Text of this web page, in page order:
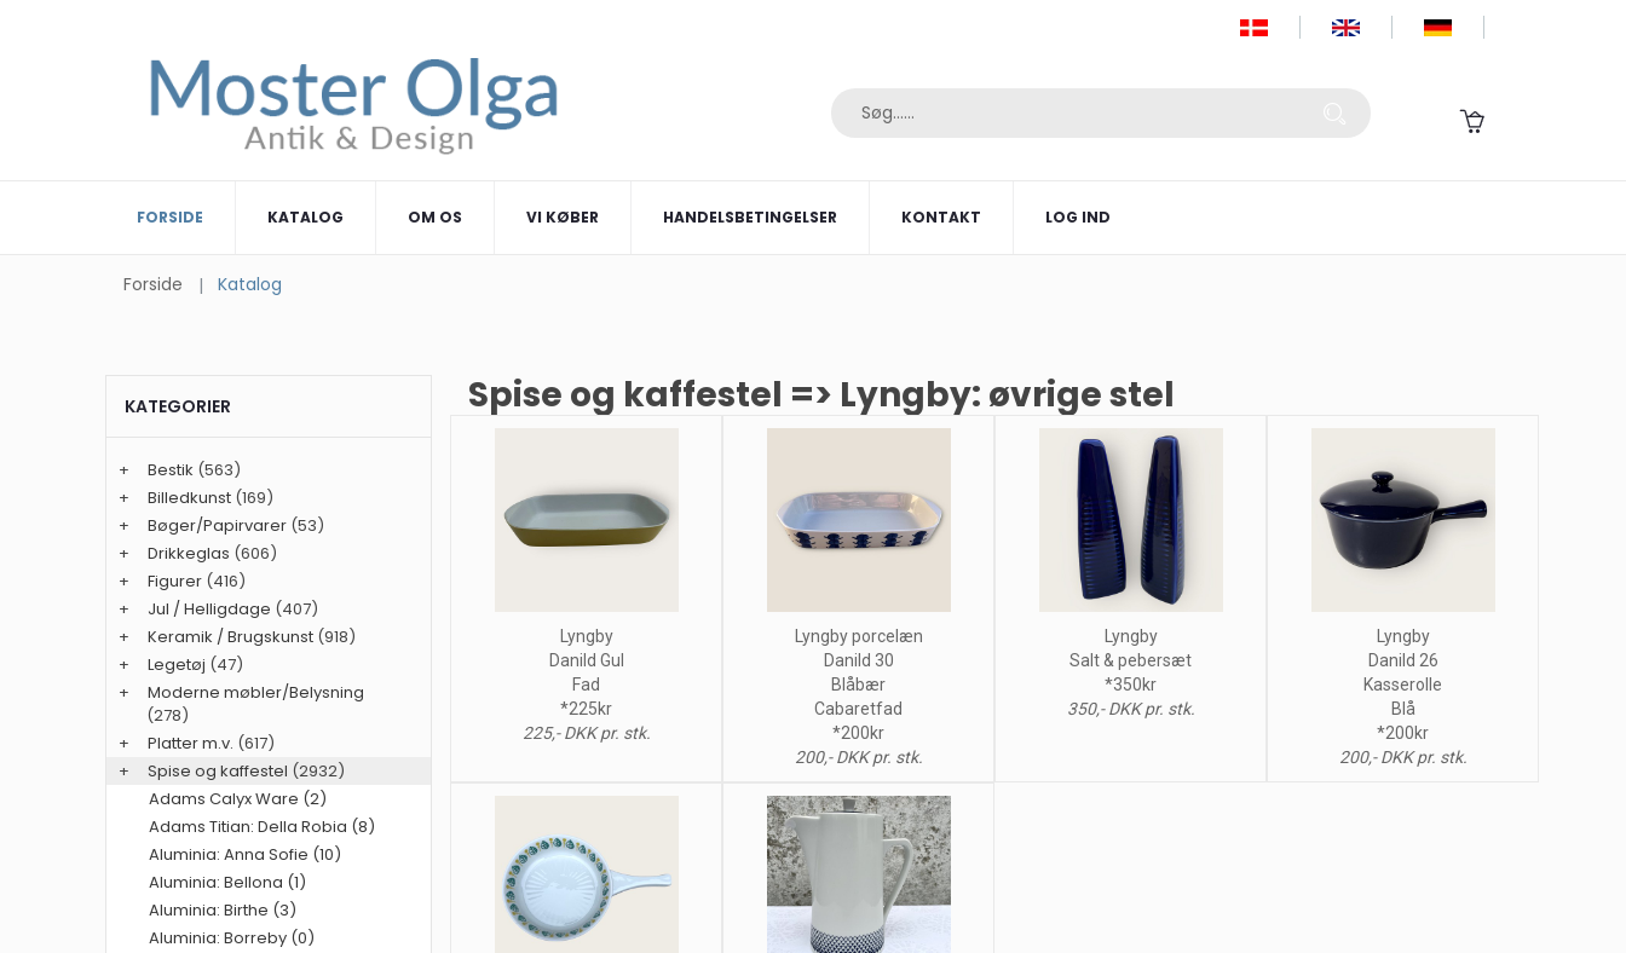
FORSIDE KATALOG OM OS VI KØBER HANDELSBETINGELSER KONTAKT LOG IND
Forside Katalog
Spise og kaffestel => Lyngby: øvrige stel
Lyngby
Danild Gul
Fad
*225kr
225,- DKK pr. stk.
Lyngby porcelæn
Danild 30
Blåbær
Cabaretfad
*200kr
200,- DKK pr. stk.
Lyngby
Salt & pebersæt
*350kr
350,- DKK pr. stk.
Lyngby
Danild 26
Kasserolle
Blå
*200kr
200,- DKK pr. stk.
KATEGORIER
+ Bestik (563)
+
Billedkunst (169)
+
Bøger/Papirvarer (53)
+
Drikkeglas (606)
+
Figurer (416)
+
Jul / Helligdage (407)
+
Keramik / Brugskunst (918)
+
Legetøj (47)
+
Moderne møbler/Belysning
(278)
+
Platter m.v. (617)
+
Spise og kaffestel (2932)
Adams Calyx Ware (2)
Adams Titian: Della Robia (8)
Aluminia: Anna Sofie (10)
Aluminia: Bellona (1)
Aluminia: Birthe (3)
Aluminia: Borreby (0)